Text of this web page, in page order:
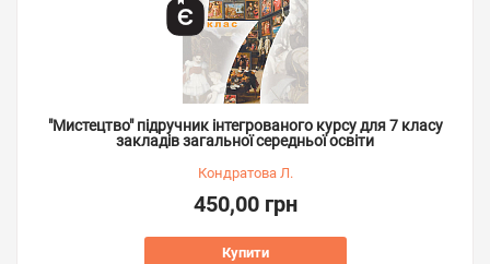
"Мистецтво" підручник інтегрованого курсу для 7 класу
закладів загальної середньої освіти
Кондратова Л.
450,00 грн
Купити